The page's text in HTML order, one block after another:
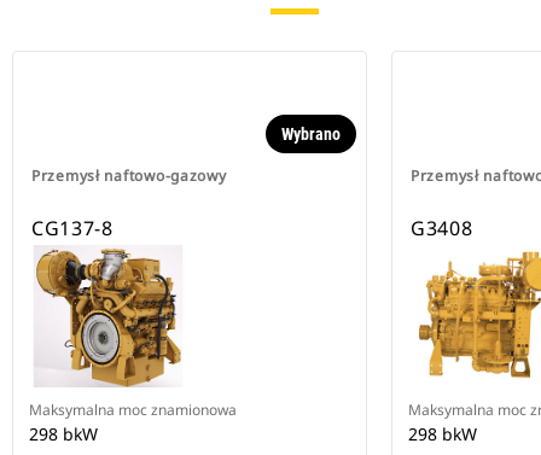
Przemysł naftowo-gazowy
Wybrano
CG137-8
Maksymalna moc znamionowa
298 bkW
Przemysł
G3408
Maksymalna moc
298 bkW